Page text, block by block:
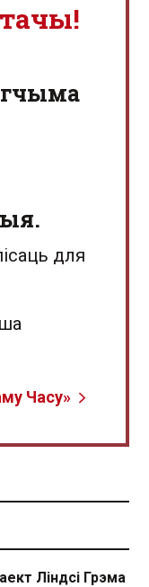
для
Часу»
Ліндсі Грэма